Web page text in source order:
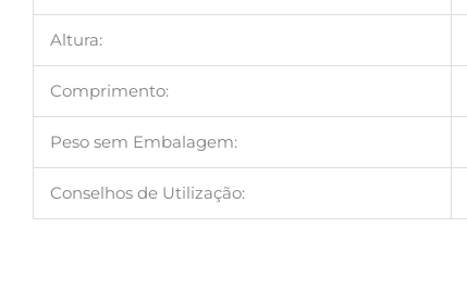
Altura:
Comprimento:
Peso sem Embalagem:
Conselhos de Utilização: